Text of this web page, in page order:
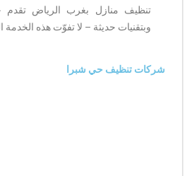
تنظيف منازل بغرب الرياض
وبتقنيات حديثة – لا تفوّت هذه الخدمة
شركات تنظيف حي شبرا